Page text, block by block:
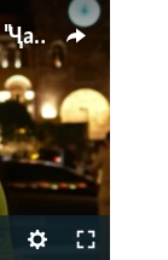
Ҳаводории арманиҳо аз пирӯзии "Ҷаллод"-и тоҷик